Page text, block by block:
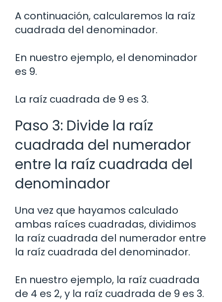
A continuación, calcularemos la raíz
cuadrada del denominador.
En nuestro ejemplo, el denominador
es 9.
La raíz cuadrada de 9 es 3.
Paso 3: Divide la raíz
cuadrada del numerador
entre la raíz cuadrada del
denominador
Una vez que hayamos calculado
ambas raíces cuadradas, dividimos
la raíz cuadrada del numerador entre
la raíz cuadrada del denominador.
En nuestro ejemplo, la raíz cuadrada
de 4 es 2, y la raíz cuadrada de 9 es 3.